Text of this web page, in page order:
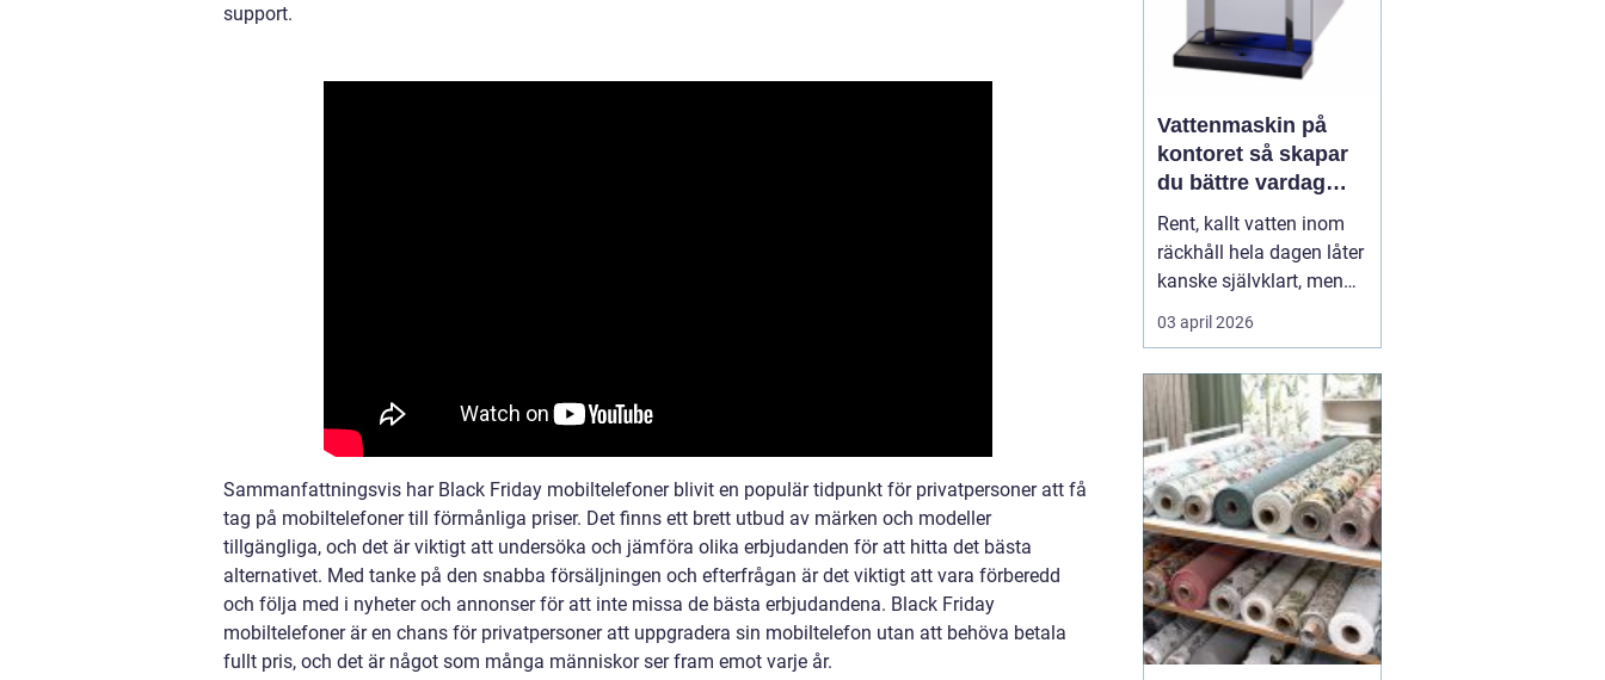
support.
Sammanfattningsvis har Black Friday mobiltelefoner blivit en populär tidpunkt för privatpersoner att få
tag på mobiltelefoner till förmånliga priser. Det finns ett brett utbud av märken och modeller
tillgängliga, och det är viktigt att undersöka och jämföra olika erbjudanden för att hitta det bästa
alternativet. Med tanke på den snabba försäljningen och efterfrågan är det viktigt att vara förberedd
och följa med i nyheter och annonser för att inte missa de bästa erbjudandena. Black Friday
mobiltelefoner är en chans för privatpersoner att uppgradera sin mobiltelefon utan att behöva betala
fullt pris, och det är något som många människor ser fram emot varje år.
Vattenmaskin på
kontoret så skapar
du bättre vardag
med friskt vatten
Rent, kallt vatten inom
räckhåll hela dagen låter
kanske självklart, men
många arbetsplatser
saknar en genomtänkt
Envattenmaskingör mer
än att bara servera va...
03 april 2026